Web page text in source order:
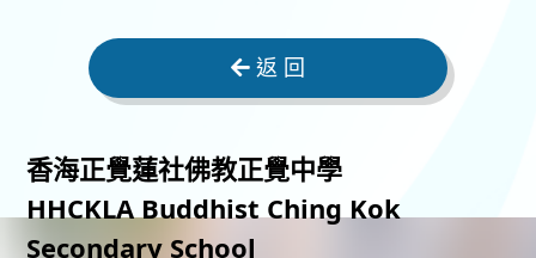
返 回
香海正覺蓮社佛教正覺中學
HHCKLA Buddhist Ching Kok
Secondary School